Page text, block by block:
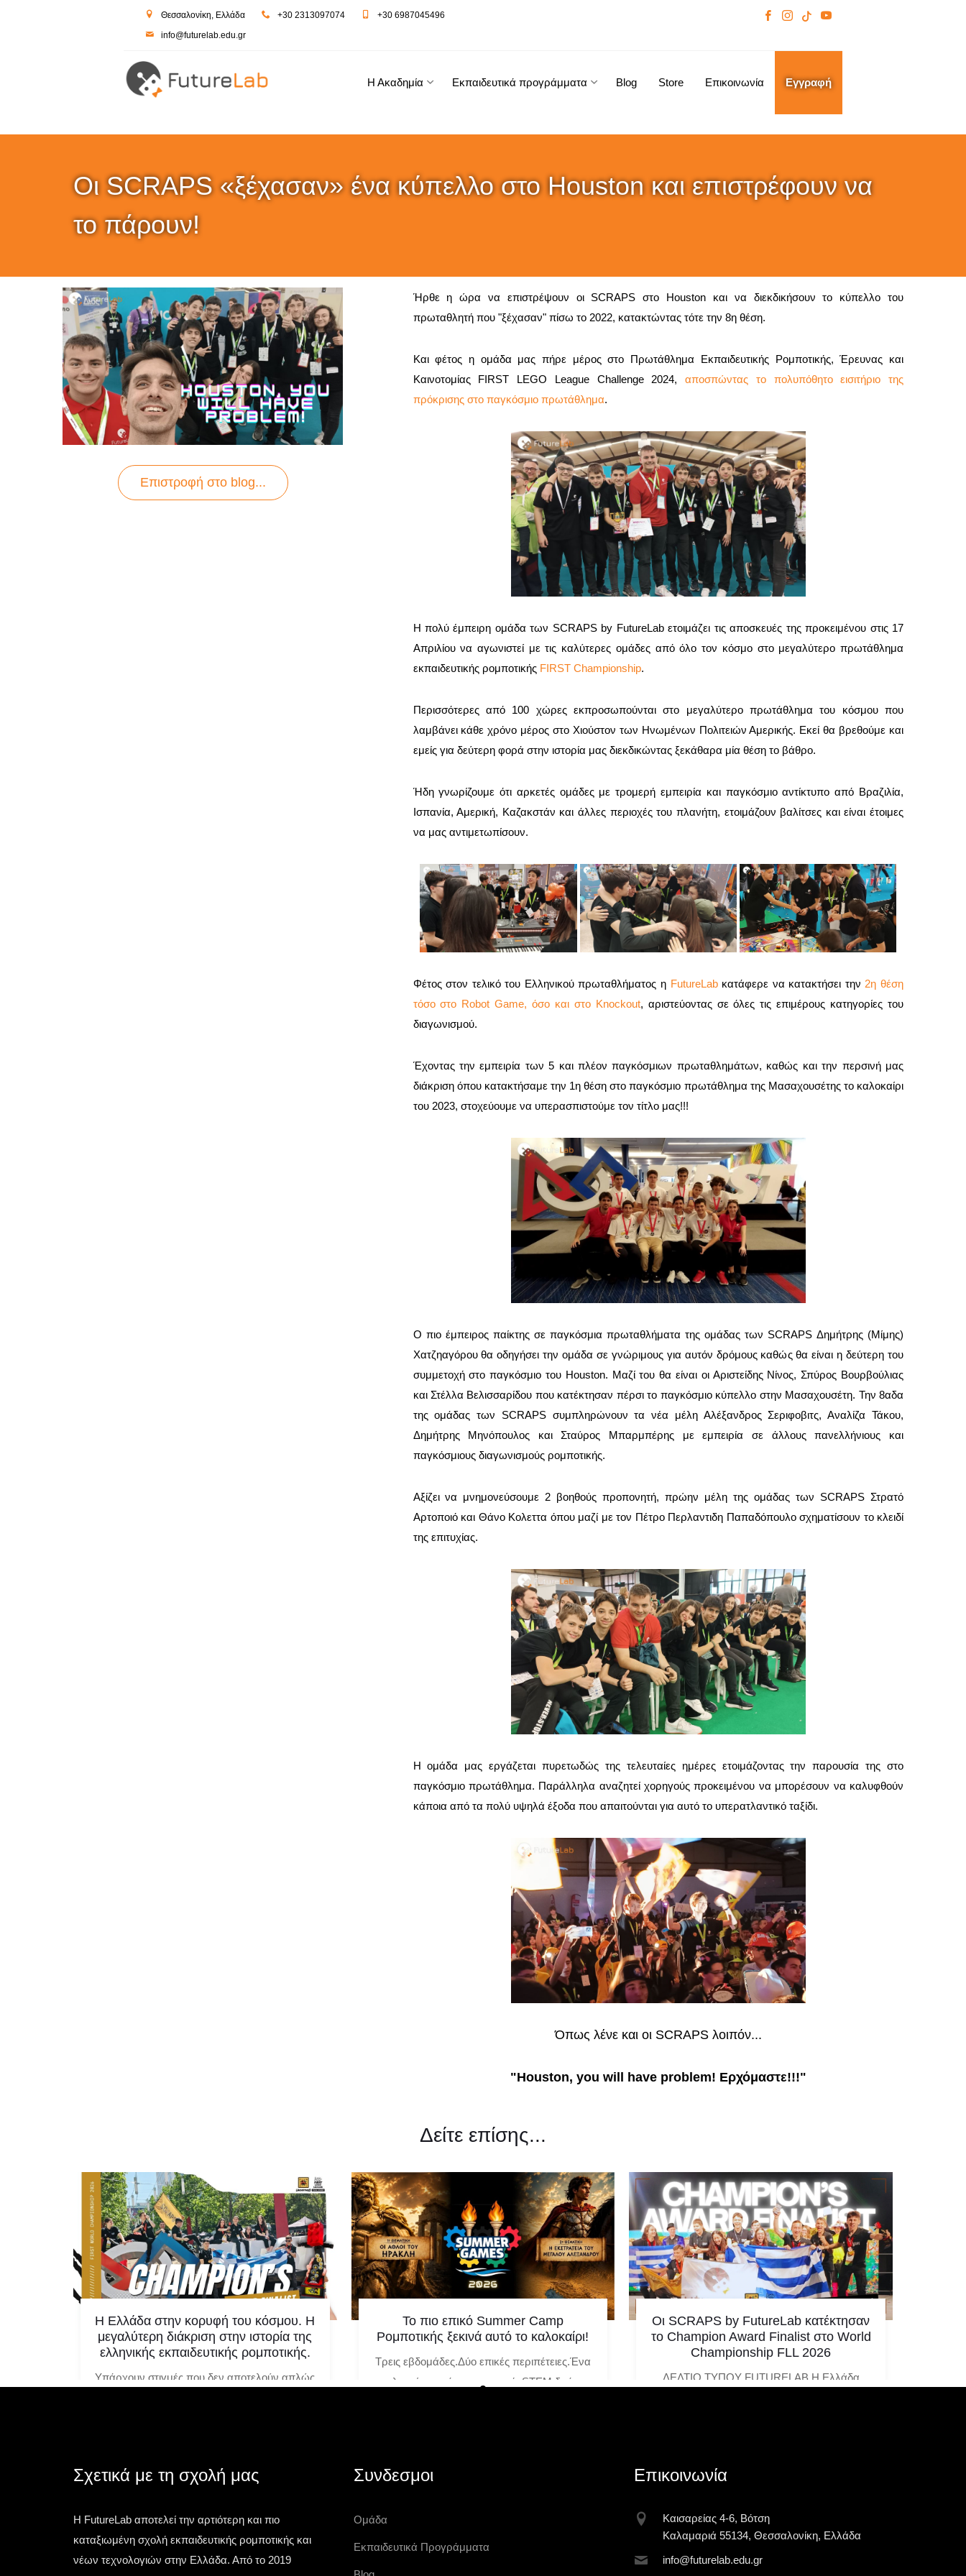
Θεσσαλονίκη, Ελλάδα +30 2313097074
+30 6987045496
info@futurelab.edu.gr
Η Ακαδημία Εκπαιδευτικά προγράμματα Blog Store Επικοινωνία Εγγραφή
Οι SCRAPS «ξέχασαν» ένα κύπελλο στο Houston και επιστρέφουν να
το πάρουν!
Επιστροφή στo blog...
Ήρθε η ώρα να επιστρέψουν οι SCRAPS στο Houston και να διεκδικήσουν το κύπελλο του
πρωταθλητή που "ξέχασαν" πίσω το 2022, κατακτώντας τότε την 8η θέση.
Και φέτος η ομάδα μας πήρε μέρος στο Πρωτάθλημα Εκπαιδευτικής Ρομποτικής, Έρευνας και
Καινοτομίας FIRST LEGO League Challenge 2024, αποσπώντας το πολυπόθητο εισιτήριο της
πρόκρισης στο παγκόσμιο πρωτάθλημα.
Η πολύ έμπειρη ομάδα των SCRAPS by FutureLab ετοιμάζει τις αποσκευές της προκειμένου στις 17
Απριλίου να αγωνιστεί με τις καλύτερες ομάδες από όλο τον κόσμο στο μεγαλύτερο πρωτάθλημα
εκπαιδευτικής ρομποτικής FIRST Championship.
Περισσότερες από 100 χώρες εκπροσωπούνται στο μεγαλύτερο πρωτάθλημα του κόσμου που
λαμβάνει κάθε χρόνο μέρος στο Χιούστον των Ηνωμένων Πολιτειών Αμερικής. Εκεί θα βρεθούμε και
εμείς για δεύτερη φορά στην ιστορία μας διεκδικώντας ξεκάθαρα μία θέση το βάθρο.
Ήδη γνωρίζουμε ότι αρκετές ομάδες με τρομερή εμπειρία και παγκόσμιο αντίκτυπο από Βραζιλία,
Ισπανία, Αμερική, Καζακστάν και άλλες περιοχές του πλανήτη, ετοιμάζουν βαλίτσες και είναι έτοιμες
να μας αντιμετωπίσουν.
Φέτος στον τελικό του Ελληνικού πρωταθλήματος η FutureLabκατάφερε να κατακτήσει την 2η θέση
τόσο στο Robot Game, όσο και στο Knockout, αριστεύοντας σε όλες τις επιμέρους κατηγορίες του
διαγωνισμού.
Έχοντας την εμπειρία των 5 και πλέον παγκόσμιων πρωταθλημάτων, καθώς και την περσινή μας
διάκριση όπου κατακτήσαμε την 1η θέση στο παγκόσμιο πρωτάθλημα της Μασαχουσέτης το καλοκαίρι
του 2023, στοχεύουμε να υπερασπιστούμε τον τίτλο μας!!!
Ο πιο έμπειρος παίκτης σε παγκόσμια πρωταθλήματα της ομάδας των SCRAPS Δημήτρης (Μίμης)
Χατζηαγόρου θα οδηγήσει την ομάδα σε γνώριμους για αυτόν δρόμους καθώς θα είναι η δεύτερη του
συμμετοχή στο παγκόσμιο του Houston. Μαζί του θα είναι οι Αριστείδης Νίνος, Σπύρος Βουρβούλιας
και Στέλλα Βελισσαρίδου που κατέκτησαν πέρσι το παγκόσμιο κύπελλο στην Μασαχουσέτη. Την 8αδα
της ομάδας των SCRAPS συμπληρώνουν τα νέα μέλη Αλέξανδρος Σεριφοβιτς, Αναλίζα Τάκου,
Δημήτρης Μηνόπουλος και Σταύρος Μπαρμπέρης με εμπειρία σε άλλους πανελλήνιους και
παγκόσμιους διαγωνισμούς ρομποτικής.
Αξίζει να μνημονεύσουμε 2 βοηθούς προπονητή, πρώην μέλη της ομάδας των SCRAPS Στρατό
Αρτοποιό και Θάνο Κολεττα όπου μαζί με τον Πέτρο Περλαντιδη Παπαδόπουλο σχηματίσουν το κλειδί
της επιτυχίας.
Η ομάδα μας εργάζεται πυρετωδώς της τελευταίες ημέρες ετοιμάζοντας την παρουσία της στο
παγκόσμιο πρωτάθλημα. Παράλληλα αναζητεί χορηγούς προκειμένου να μπορέσουν να καλυφθούν
κάποια από τα πολύ υψηλά έξοδα που απαιτούνται για αυτό το υπερατλαντικό ταξίδι.
Όπως λένε και οι SCRAPS λοιπόν...
"Houston, you will have problem! Ερχόμαστε!!!"
Δείτε επίσης...
Η Ελλάδα στην κορυφή του κόσμου. Η
μεγαλύτερη διάκριση στην ιστορία της
ελληνικής εκπαιδευτικής ρομποτικής.
Υπάρχουν στιγμές που δεν αποτελούν απλώς
Τετάρτη 13 Μαΐου 2026
Το πιο επικό Summer Camp
Ρομποτικής ξεκινά αυτό το καλοκαίρι!
Τρεις εβδομάδες.Δύο επικές περιπέτειες.Ένα
καλοκαίρι γεμάτο ρομποτική, STEM δράση
Οι SCRAPS by FutureLab κατέκτησαν
το Champion Award Finalist στο World
Championship FLL 2026
ΔΕΛΤΙΟ ΤΥΠΟΥ FUTURELAB Η Ελλάδα
Σχετικά με τη σχολή μας
Η FutureLab αποτελεί την αρτιότερη και πιο
καταξιωμένη σχολή εκπαιδευτικής ρομποτικής και
νέων τεχνολογιών στην Ελλάδα. Από το 2019
Συνδεσμοι
Ομάδα
Εκπαιδευτικά Προγράμματα
Επικοινωνία
Καισαρείας 4-6, Βότση
Καλαμαριά 55134, Θεσσαλονίκη, Ελλάδα
info@futurelab.edu.gr